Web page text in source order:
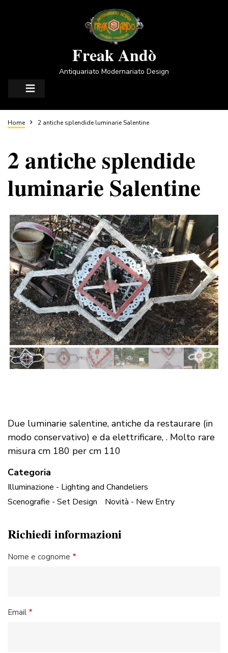
Freak Andò
Antiquariato Modernariato Design
Briciole
di
pane
Home 2 antiche splendide luminarie Salentine
2 antiche splendide
luminarie Salentine
Due luminarie salentine, antiche da restaurare (in
modo conservativo) e da elettrificare, . Molto rare
misura cm 180 per cm 110
Categoria
Illuminazione - Lighting and Chandeliers
Scenografie - Set Design
Novità - New Entry
Richiedi informazioni
Nome e cognome
Email